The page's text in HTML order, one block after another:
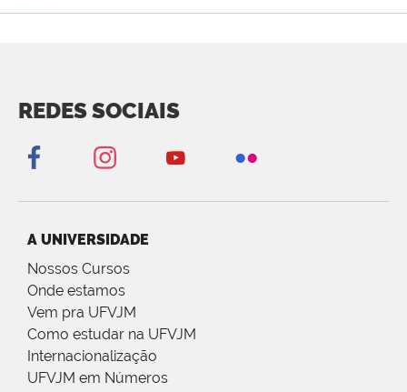
REDES SOCIAIS
A UNIVERSIDADE
Nossos Cursos
Onde estamos
Vem pra UFVJM
Como estudar na UFVJM
Internacionalização
UFVJM em Números